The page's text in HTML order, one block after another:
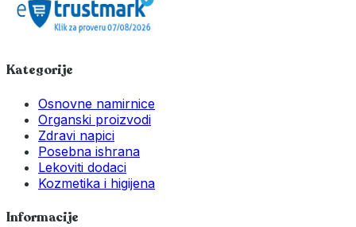
Kategorije
Osnovne namirnice
Organski proizvodi
Zdravi napici
Posebna ishrana
Lekoviti dodaci
Kozmetika i higijena
Informacije